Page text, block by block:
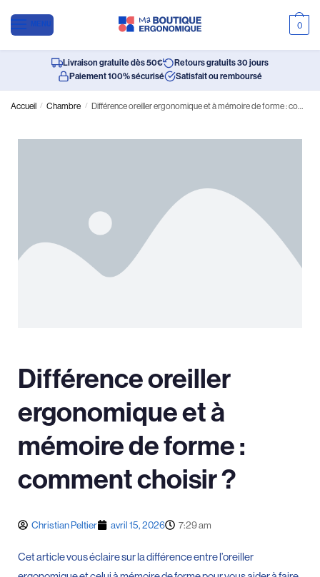
MENU 0
Livraison gratuite dès 50€
Retours gratuits 30 jours
Paiement 100% sécurisé
Satisfait ou remboursé
Accueil / Chambre / Différence oreiller ergonomique et à mémoire de forme : comment choisir ?
Différence oreiller
ergonomique et à
mémoire de forme :
comment choisir ?
Christian Peltier avril 15, 2026 7:29 am
Cet article vous éclaire sur la différence entre l’oreiller